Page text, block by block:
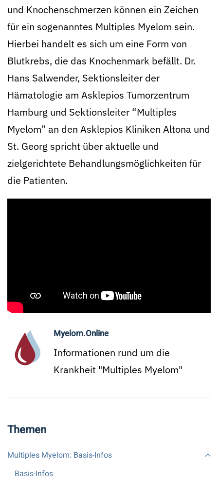
und Knochenschmerzen können ein Zeichen
für ein sogenanntes Multiples Myelom sein.
Hierbei handelt es sich um eine Form von
Blutkrebs, die das Knochenmark befällt. Dr.
Hans Salwender, Sektionsleiter der
Hämatologie am Asklepios Tumorzentrum
Hamburg und Sektionsleiter “Multiples
Myelom” an den Asklepios Kliniken Altona und
St. Georg spricht über aktuelle und
zielgerichtete Behandlungsmöglichkeiten für
die Patienten.
Myelom.Online
Informationen rund um die
Krankheit "Multiples Myelom"
Themen
Multiples Myelom: Basis-Infos
Basis-Infos